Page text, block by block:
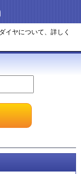
イヤについて、詳しく